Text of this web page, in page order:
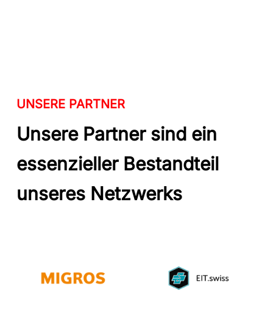
UNSERE PARTNER
Unsere Partner sind ein
essenzieller Bestandteil
unseres Netzwerks